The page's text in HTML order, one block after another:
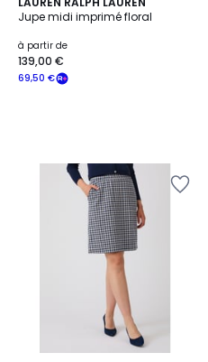
Jupe midi imprimé floral
à partir de
69,50 €
139,00 €